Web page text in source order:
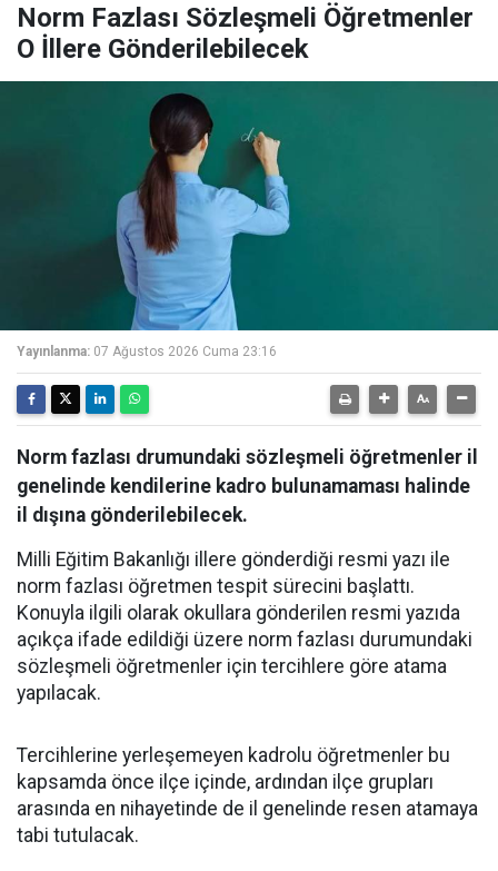
Norm Fazlası Sözleşmeli Öğretmenler
O İllere Gönderilebilecek
Yayınlanma: 07 Ağustos 2026 Cuma 23:16
Norm fazlası drumundaki sözleşmeli öğretmenler il
genelinde kendilerine kadro bulunamaması halinde
il dışına gönderilebilecek.
Milli Eğitim Bakanlığı illere gönderdiği resmi yazı ile
norm fazlası öğretmen tespit sürecini başlattı.
Konuyla ilgili olarak okullara gönderilen resmi yazıda
açıkça ifade edildiği üzere norm fazlası durumundaki
sözleşmeli öğretmenler için tercihlere göre atama
yapılacak.
Tercihlerine yerleşemeyen kadrolu öğretmenler bu
kapsamda önce ilçe içinde, ardından ilçe grupları
arasında en nihayetinde de il genelinde resen atamaya
tabi tutulacak.